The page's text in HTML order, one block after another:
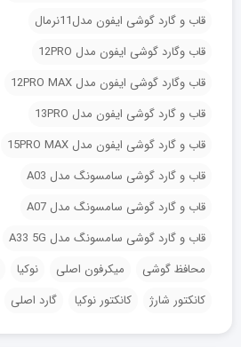
قاب و گارد گوشی ایفون مدل11نرمال
قاب وگارد گوشی ایفون مدل 12PRO
قاب وگارد گوشی ایفون مدل 12PRO MAX
قاب و گارد گوشی ایفون مدل 13PRO
قاب و گارد گوشی ایفون مدل 15PRO MAX
قاب و گارد گوشی سامسونگ مدل A03
قاب و گارد گوشی سامسونگ مدل A07
قاب و گارد گوشی سامسونگ مدل A33 5G
محافظ گوشی
میکرفون اصلی نوکیا
کانکتور شارژ
کانکتور نوکیا گارد اصلی